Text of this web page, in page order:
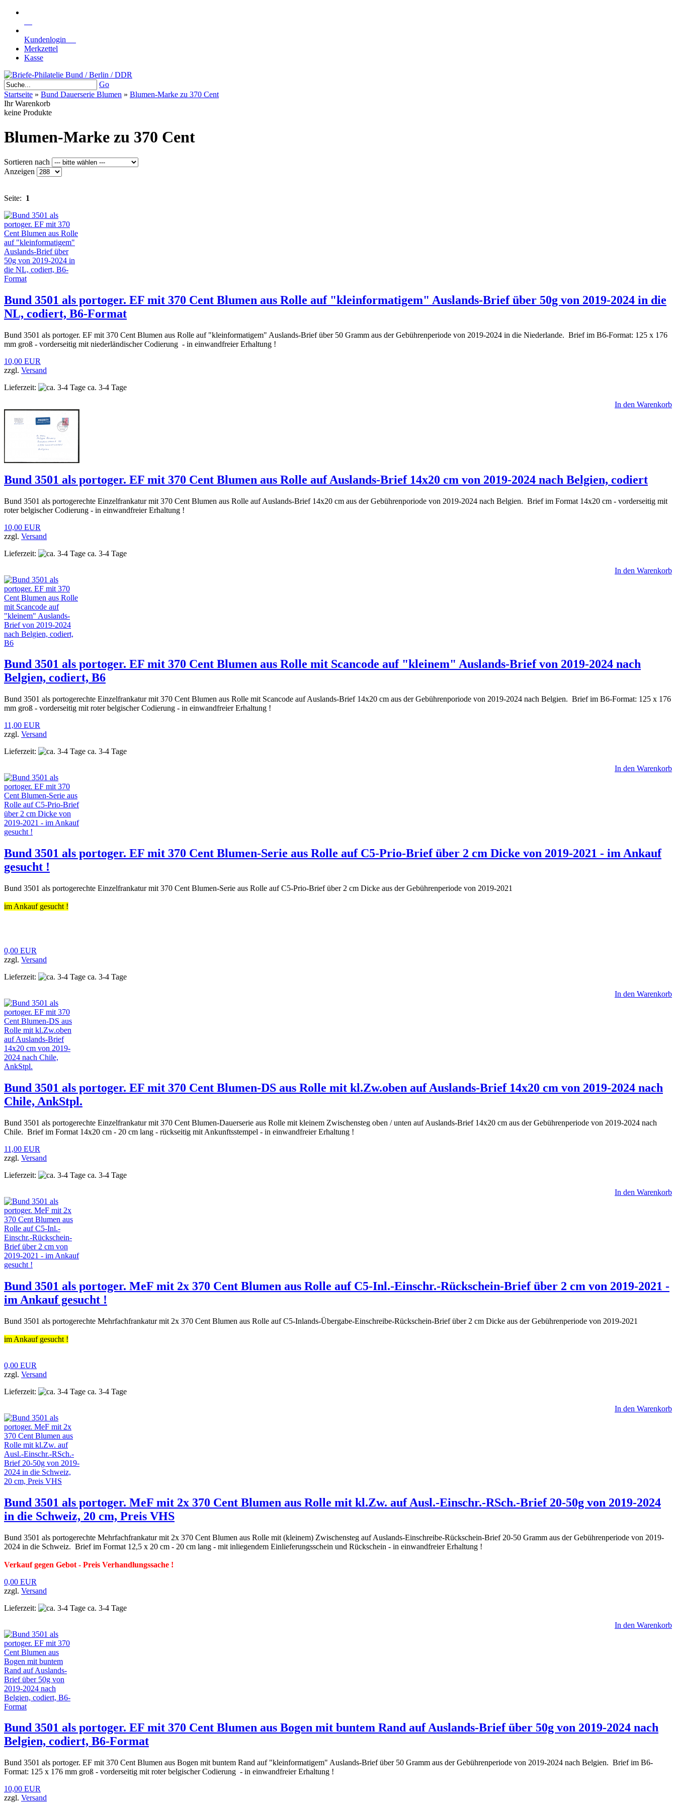
Kundenlogin
Merkzettel
Kasse
Go
Startseite » Bund Dauerserie Blumen » Blumen-Marke zu 370 Cent
Ihr Warenkorb
keine Produkte
Blumen-Marke zu 370 Cent
Sortieren nach
Anzeigen
Seite: 1
Bund 3501 als portoger. EF mit 370 Cent Blumen aus Rolle auf "kleinformatigem" Auslands-Brief über 50g von 2019-2024 in die
NL, codiert, B6-Format
Bund 3501 als portoger. EF mit 370 Cent Blumen aus Rolle auf "kleinformatigem" Auslands-Brief über 50 Gramm aus der Gebührenperiode von 2019-2024 in die Niederlande. Brief im B6-Format: 125 x 176
mm groß - vorderseitig mit niederländischer Codierung - in einwandfreier Erhaltung !
10,00 EUR
zzgl. Versand
Lieferzeit:
ca. 3-4 Tage
In den Warenkorb
Bund 3501 als portoger. EF mit 370 Cent Blumen aus Rolle auf Auslands-Brief 14x20 cm von 2019-2024 nach Belgien, codiert
Bund 3501 als portogerechte Einzelfrankatur mit 370 Cent Blumen aus Rolle auf Auslands-Brief 14x20 cm aus der Gebührenporiode von 2019-2024 nach Belgien. Brief im Format 14x20 cm - vorderseitig mit
roter belgischer Codierung - in einwandfreier Erhaltung !
10,00 EUR
zzgl. Versand
Lieferzeit:
ca. 3-4 Tage
In den Warenkorb
Bund 3501 als portoger. EF mit 370 Cent Blumen aus Rolle mit Scancode auf "kleinem" Auslands-Brief von 2019-2024 nach
Belgien, codiert, B6
Bund 3501 als portogerechte Einzelfrankatur mit 370 Cent Blumen aus Rolle mit Scancode auf Auslands-Brief 14x20 cm aus der Gebührenporiode von 2019-2024 nach Belgien. Brief im B6-Format: 125 x 176
mm groß - vorderseitig mit roter belgischer Codierung - in einwandfreier Erhaltung !
11,00 EUR
zzgl. Versand
Lieferzeit:
ca. 3-4 Tage
In den Warenkorb
Bund 3501 als portoger. EF mit 370 Cent Blumen-Serie aus Rolle auf C5-Prio-Brief über 2 cm Dicke von 2019-2021 - im Ankauf
gesucht !
Bund 3501 als portogerechte Einzelfrankatur mit 370 Cent Blumen-Serie aus Rolle auf C5-Prio-Brief über 2 cm Dicke aus der Gebührenperiode von 2019-2021
im Ankauf gesucht !
0,00 EUR
zzgl. Versand
Lieferzeit:
ca. 3-4 Tage
In den Warenkorb
Bund 3501 als portoger. EF mit 370 Cent Blumen-DS aus Rolle mit kl.Zw.oben auf Auslands-Brief 14x20 cm von 2019-2024 nach
Chile, AnkStpl.
Bund 3501 als portogerechte Einzelfrankatur mit 370 Cent Blumen-Dauerserie aus Rolle mit kleinem Zwischensteg oben / unten auf Auslands-Brief 14x20 cm aus der Gebührenperiode von 2019-2024 nach
Chile. Brief im Format 14x20 cm - 20 cm lang - rückseitig mit Ankunftsstempel - in einwandfreier Erhaltung !
11,00 EUR
zzgl. Versand
Lieferzeit:
ca. 3-4 Tage
In den Warenkorb
Bund 3501 als portoger. MeF mit 2x 370 Cent Blumen aus Rolle auf C5-Inl.-Einschr.-Rückschein-Brief über 2 cm von 2019-2021 -
im Ankauf gesucht !
Bund 3501 als portogerechte Mehrfachfrankatur mit 2x 370 Cent Blumen aus Rolle auf C5-Inlands-Übergabe-Einschreibe-Rückschein-Brief über 2 cm Dicke aus der Gebührenperiode von 2019-2021
im Ankauf gesucht !
0,00 EUR
zzgl. Versand
Lieferzeit:
ca. 3-4 Tage
In den Warenkorb
Bund 3501 als portoger. MeF mit 2x 370 Cent Blumen aus Rolle mit kl.Zw. auf Ausl.-Einschr.-RSch.-Brief 20-50g von 2019-2024
in die Schweiz, 20 cm, Preis VHS
Bund 3501 als portogerechte Mehrfachfrankatur mit 2x 370 Cent Blumen aus Rolle mit (kleinem) Zwischensteg auf Auslands-Einschreibe-Rückschein-Brief 20-50 Gramm aus der Gebührenperiode von 2019-
2024 in die Schweiz. Brief im Format 12,5 x 20 cm - 20 cm lang - mit inliegendem Einlieferungsschein und Rückschein - in einwandfreier Erhaltung !
Verkauf gegen Gebot - Preis Verhandlungssache !
0,00 EUR
zzgl. Versand
Lieferzeit:
ca. 3-4 Tage
In den Warenkorb
Bund 3501 als portoger. EF mit 370 Cent Blumen aus Bogen mit buntem Rand auf Auslands-Brief über 50g von 2019-2024 nach
Belgien, codiert, B6-Format
Bund 3501 als portoger. EF mit 370 Cent Blumen aus Bogen mit buntem Rand auf "kleinformatigem" Auslands-Brief über 50 Gramm aus der Gebührenperiode von 2019-2024 nach Belgien. Brief im B6-
Format: 125 x 176 mm groß - vorderseitig mit roter belgischer Codierung - in einwandfreier Erhaltung !
10,00 EUR
zzgl. Versand